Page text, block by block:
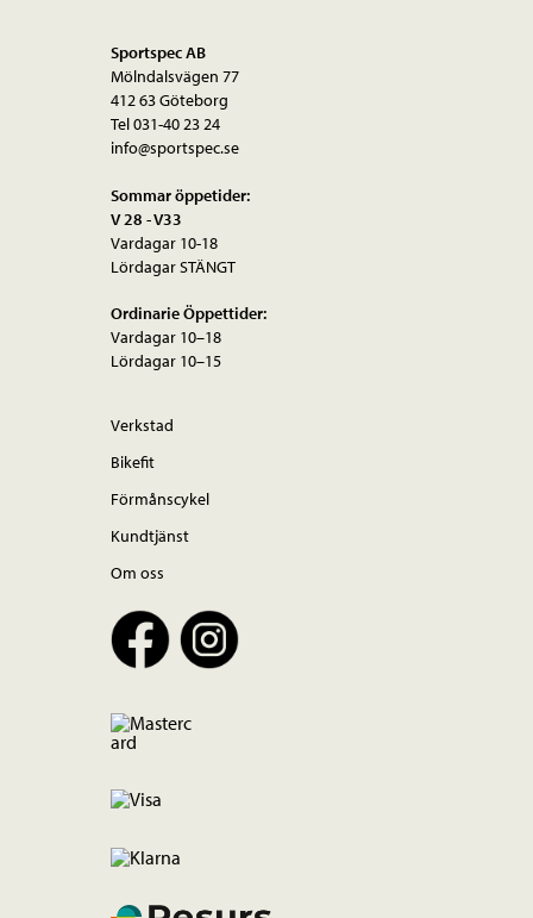
Sportspec AB
Mölndalsvägen 77
412 63 Göteborg
Tel 031-40 23 24
info@sportspec.se
Sommar öppetider:
V 28 - V33
Vardagar 10-18
Lördagar STÄNGT
Ordinarie Öppettider:
Vardagar 10–18
Lördagar 10–15
Verkstad
Bikefit
Förmånscykel
Kundtjänst
Om oss